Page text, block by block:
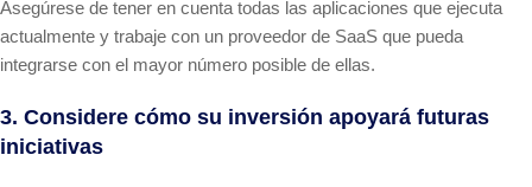
Asegúrese de tener en cuenta todas las aplicaciones que ejecuta
actualmente y trabaje con un proveedor de SaaS que pueda
integrarse con el mayor número posible de ellas.
3. Considere cómo su inversión apoyará futuras
iniciativas